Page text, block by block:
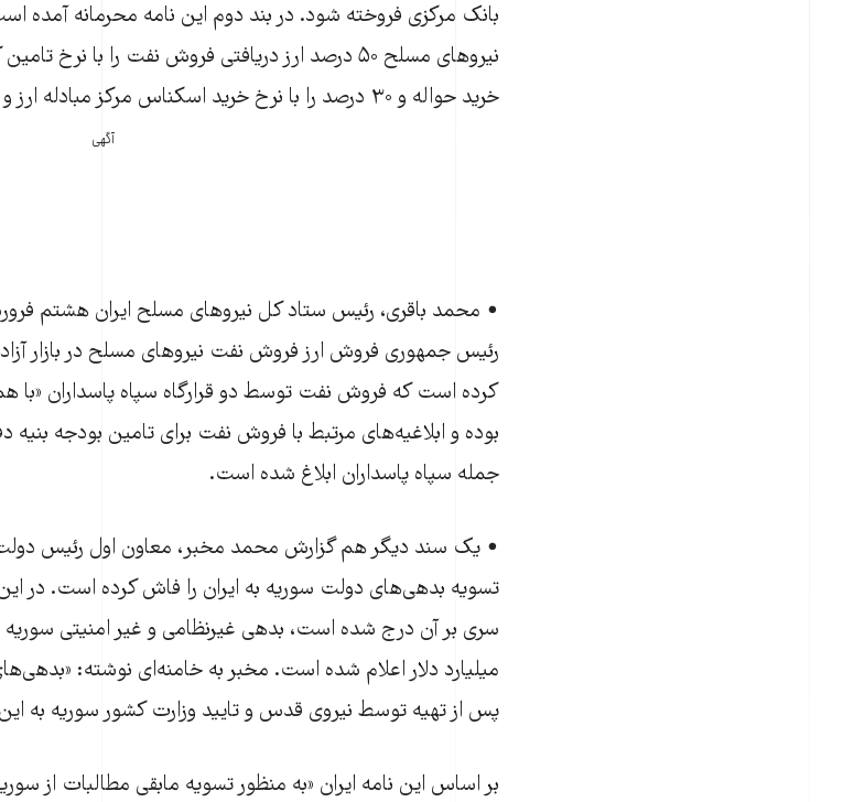
خرید حواله و ۳۰ درصد را با نرخ خرید اسکناس مرکز مبادله ارز و سکه» به بانک مرکزی تحویل دهند.
آگهی
رئیس جمهوری فروش ارز فروش نفت نیروهای مسلح در بازار
کرده است که فروش نفت توسط دو قرارگاه سپاه پاسداران «با
بوده و ابلاغیه‌های مرتبط با فروش نفت برای تامین بودجه بنیه
جمله سپاه پاسداران ابلاغ شده است.
• یک سند دیگر هم گزارش محمد مخبر، معاون اول رئیس دولت
تسویه بدهی‌های دولت سوریه به ایران را فاش کرده است. در این
میلیارد دلار اعلام شده است. مخبر به خامنه‌ای نوشته:
پس از تهیه توسط نیروی قدس و تایید وزارت کشور سوریه به
بر اساس این نامه ایران «به منظور تسویه مابقی مطالبات از